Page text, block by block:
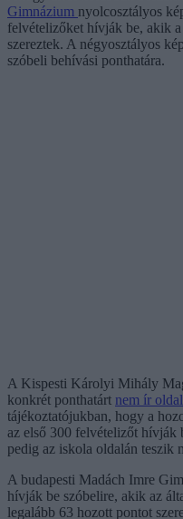
Gimnázium nyolcosztályos
felvételizőket hívják be, akik
szereztek. A négyosztályos
szóbeli behívási ponthatára.
A Kispesti Károlyi Mihály
konkrét ponthatárt nem ír
tájékoztatójukban, hogy a
az első 300 felvételizőt hívják
pedig az iskola oldalán teszik
A budapesti Madách Imre
hívják be szóbelire, akik az
legalább 63 hozott pontot